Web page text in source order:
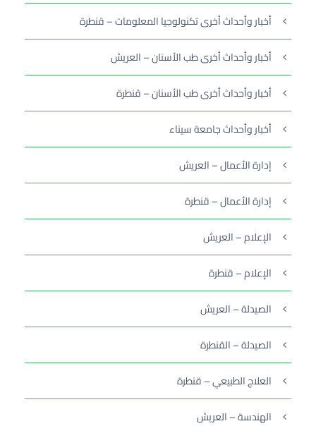
أخبار وأحداث أخرى تكنولوجيا المعلومات – قنطرة
أخبار وأحداث أخرى طب الأسنان – العريش
أخبار وأحداث أخرى طب الأسنان – قنطرة
أخبار وأحداث جامعة سيناء
إدارة الأعمال – العريش
إدارة الأعمال – قنطرة
الإعلام – العريش
الإعلام – قنطرة
الصيدلة – العريش
الصيدلة – القنطرة
العلاج الطبيعي – قنطرة
الهندسة – العريش